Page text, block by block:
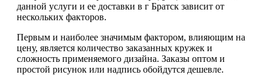
данной услуги и ее доставки в г Братск зависит от
нескольких факторов.
Первым и наиболее значимым фактором, влияющим на
цену, является количество заказанных кружек и
сложность применяемого дизайна. Заказы оптом и
простой рисунок или надпись обойдутся дешевле.